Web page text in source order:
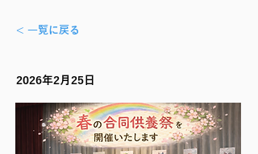
< 一覧に戻る
2026年2月25日